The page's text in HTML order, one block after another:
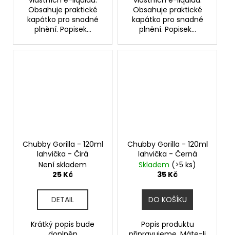
Obsahuje praktické
kapátko pro snadné
plnění. Popisek...
Obsahuje praktické
kapátko pro snadné
plnění. Popisek...
Chubby Gorilla - 120ml
lahvička - Čirá
Není skladem
25 Kč
DETAIL
Krátký popis bude
Chubby Gorilla - 120ml
lahvička - Černá
Skladem (>5 ks)
35 Kč
DO KOŠÍKU
Popis produktu